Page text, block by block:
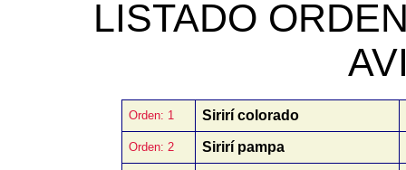
LISTADO
Orden: 1 Sirirí colorado
Orden: 2 Sirirí pampa